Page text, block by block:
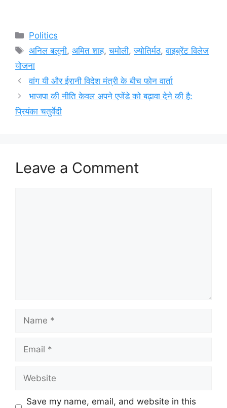
Categories
Politics
Tags
अनिल बलूनी,अमित शाह,चमोली,ज्योतिर्मठ,वाइब्रेंट विलेज
योजना
वांग यी और ईरानी विदेश मंत्री के बीच फोन वार्ता
भाजपा की नीति केवल अपने एजेंडे को बढ़ावा देने की है:
प्रियंका चतुर्वेदी
Leave a Comment
Save my name, email, and website in this